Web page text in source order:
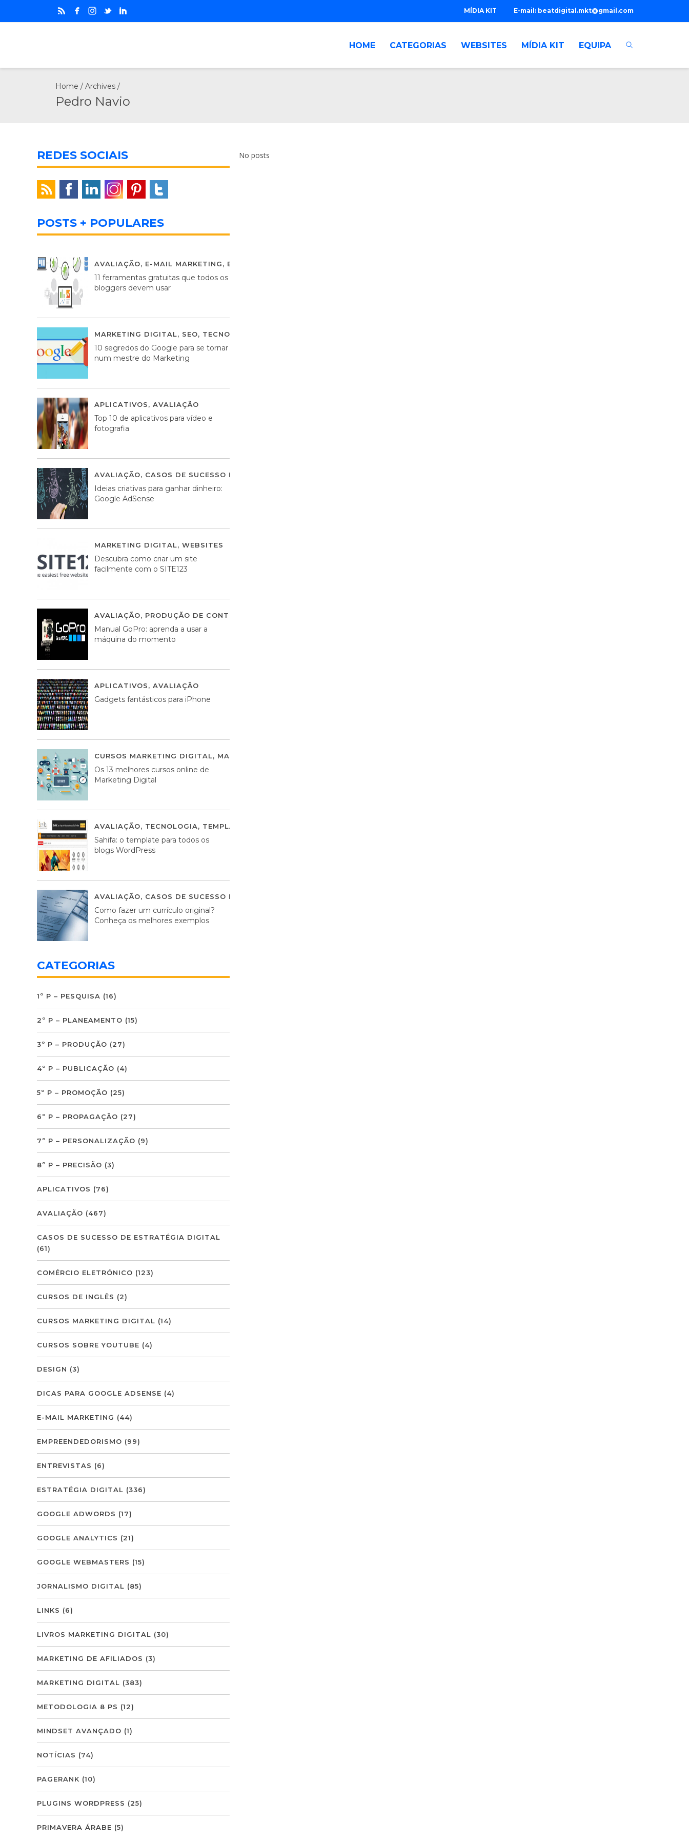
E-mail: beatdigital.mkt@gmail.com
MÍDIA KIT
HOME CATEGORIAS WEBSITES MÍDIA KIT EQUIPA
Home / Archives /
Pedro Navio
No posts
REDES SOCIAIS
POSTS + POPULARES
AVALIAÇÃO, E-MAIL MARKETING, ESTRATÉGIA DIGITAL
11 ferramentas gratuitas que todos os
bloggers devem usar
MARKETING DIGITAL, SEO, TECNOLOGIA
10 segredos do Google para se tornar
num mestre do Marketing
APLICATIVOS, AVALIAÇÃO
Top 10 de aplicativos para vídeo e
fotografia
AVALIAÇÃO, CASOS DE SUCESSO DE ESTRATÉGIA DIGITAL
Ideias criativas para ganhar dinheiro:
Google AdSense
MARKETING DIGITAL, WEBSITES
Descubra como criar um site
facilmente com o SITE123
AVALIAÇÃO, PRODUÇÃO DE CONTEÚDOS MULTIMÉDIA
Manual GoPro: aprenda a usar a
máquina do momento
APLICATIVOS, AVALIAÇÃO
Gadgets fantásticos para iPhone
CURSOS MARKETING DIGITAL, MARKETING DIGITAL
Os 13 melhores cursos online de
Marketing Digital
AVALIAÇÃO, TECNOLOGIA, TEMPLATES WORDPRESS
Sahifa: o template para todos os
blogs WordPress
AVALIAÇÃO, CASOS DE SUCESSO DE ESTRATÉGIA DIGITAL
Como fazer um currículo original?
Conheça os melhores exemplos
CATEGORIAS
1º P – PESQUISA (16)
2º P – PLANEAMENTO (15)
3º P – PRODUÇÃO (27)
4º P – PUBLICAÇÃO (4)
5º P – PROMOÇÃO (25)
6º P – PROPAGAÇÃO (27)
7º P – PERSONALIZAÇÃO (9)
8º P – PRECISÃO (3)
APLICATIVOS (76)
AVALIAÇÃO (467)
CASOS DE SUCESSO DE ESTRATÉGIA DIGITAL
(61)
COMÉRCIO ELETRÓNICO (123)
CURSOS DE INGLÊS (2)
CURSOS MARKETING DIGITAL (14)
CURSOS SOBRE YOUTUBE (4)
DESIGN (3)
DICAS PARA GOOGLE ADSENSE (4)
E-MAIL MARKETING (44)
EMPREENDEDORISMO (99)
ENTREVISTAS (6)
ESTRATÉGIA DIGITAL (336)
GOOGLE ADWORDS (17)
GOOGLE ANALYTICS (21)
GOOGLE WEBMASTERS (15)
JORNALISMO DIGITAL (85)
LINKS (6)
LIVROS MARKETING DIGITAL (30)
MARKETING DE AFILIADOS (3)
MARKETING DIGITAL (383)
METODOLOGIA 8 PS (12)
MINDSET AVANÇADO (1)
NOTÍCIAS (74)
PAGERANK (10)
PLUGINS WORDPRESS (25)
PRIMAVERA ÁRABE (5)